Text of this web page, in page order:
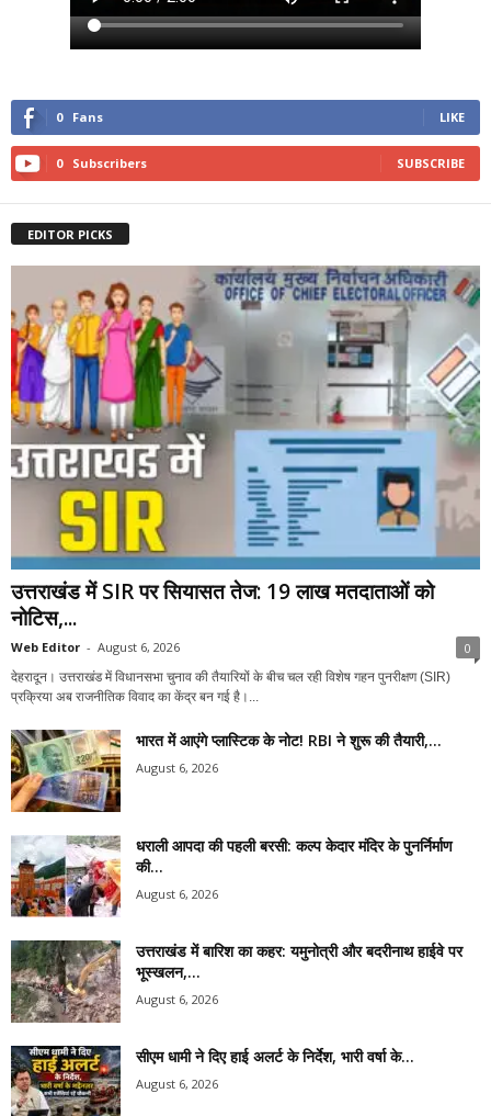
0 Fans LIKE
0 Subscribers SUBSCRIBE
EDITOR PICKS
उत्तराखंड में SIR पर सियासत तेज: 19 लाख मतदाताओं को
नोटिस,...
Web Editor - August 6, 2026 0
देहरादून। उत्तराखंड में विधानसभा चुनाव की तैयारियों के बीच चल रही विशेष गहन पुनरीक्षण (SIR)
प्रक्रिया अब राजनीतिक विवाद का केंद्र बन गई है।...
भारत में आएंगे प्लास्टिक के नोट! RBI ने शुरू की तैयारी,...
August 6, 2026
धराली आपदा की पहली बरसी: कल्प केदार मंदिर के पुनर्निर्माण
की...
August 6, 2026
उत्तराखंड में बारिश का कहर: यमुनोत्री और बदरीनाथ हाईवे पर
भूस्खलन,...
August 6, 2026
सीएम धामी ने दिए हाई अलर्ट के निर्देश, भारी वर्षा के...
August 6, 2026